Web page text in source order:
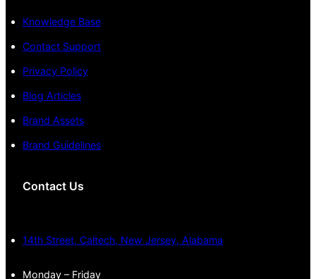
Knowledge Base
Contact Support
Privacy Policy
Blog Articles
Brand Assets
Brand Guidelines
Contact Us
14th Street, Caltech, New Jersey, Alabama
Monday – Friday